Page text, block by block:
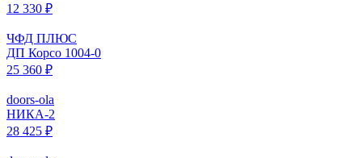
12 330 ₽
ЧФД ПЛЮС
ДП Корсо 1004-0
25 360 ₽
doors-ola
НИКА-2
28 425 ₽